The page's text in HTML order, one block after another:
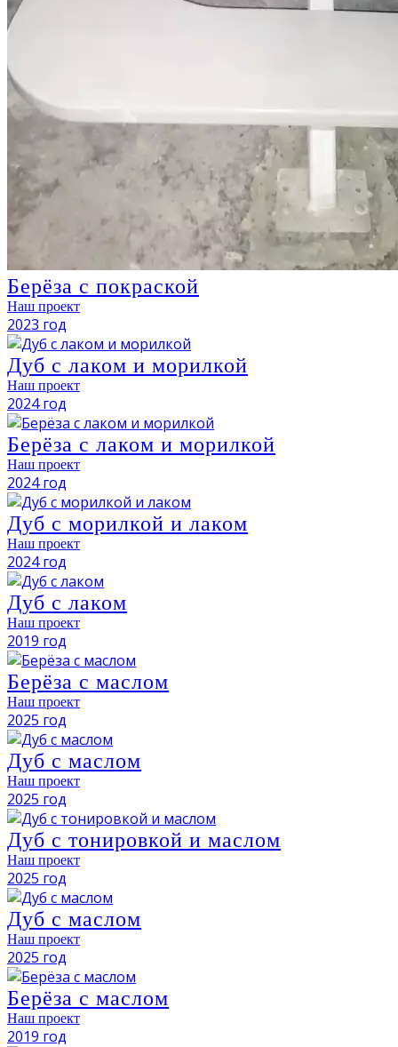
Берёза с покраской
Наш проект
2023 год
Дуб с лаком и морилкой
Наш проект
2024 год
Берёза с лаком и морилкой
Наш проект
2024 год
Дуб с морилкой и лаком
Наш проект
2024 год
Дуб с лаком
Наш проект
2019 год
Берёза с маслом
Наш проект
2025 год
Дуб с маслом
Наш проект
2025 год
Дуб с тонировкой и маслом
Наш проект
2025 год
Дуб с маслом
Наш проект
2025 год
Берёза с маслом
Наш проект
2019 год